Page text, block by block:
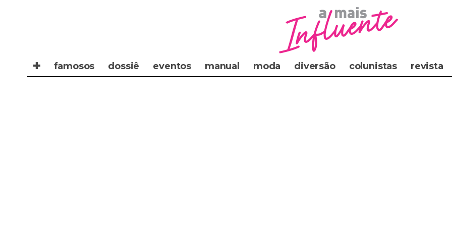
✚ famosos dossiê eventos manual moda diversão colunistas revista